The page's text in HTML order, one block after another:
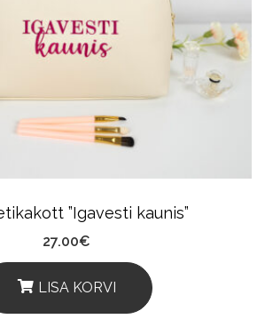
Options
May
Chosen
On
Product
”Igavesti kaunis”
27.00€
LISA KORVI